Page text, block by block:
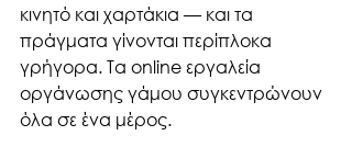
κινητό και χαρτάκια — και τα
πράγματα γίνονται περίπλοκα
γρήγορα. Τα online εργαλεία
οργάνωσης γάμου συγκεντρώνουν
όλα σε ένα μέρος.